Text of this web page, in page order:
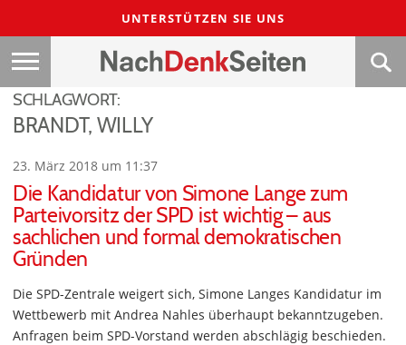
UNTERSTÜTZEN SIE UNS
SCHLAGWORT:
BRANDT, WILLY
23. März 2018 um 11:37
Die Kandidatur von Simone Lange zum
Parteivorsitz der SPD ist wichtig – aus
sachlichen und formal demokratischen
Gründen
Die SPD-Zentrale weigert sich, Simone Langes Kandidatur im
Wettbewerb mit Andrea Nahles überhaupt bekanntzugeben.
Anfragen beim SPD-Vorstand werden abschlägig beschieden.